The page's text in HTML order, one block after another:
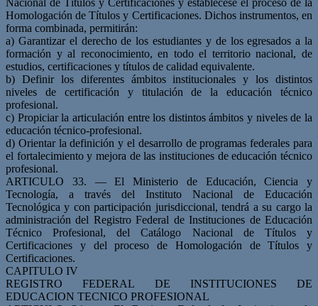
Homologación de Títulos y Certificaciones. Dichos instrumentos, en
forma combinada, permitirán:
a) Garantizar el derecho de los estudiantes y de los egresados a la
formación y al reconocimiento, en todo el territorio nacional, de
estudios, certificaciones y títulos de calidad equivalente.
b) Definir los diferentes ámbitos institucionales y los distintos
niveles de certificación y titulación de la educación técnico
profesional.
c) Propiciar la articulación entre los distintos ámbitos y niveles de la
educación técnico-profesional.
d) Orientar la definición y el desarrollo de programas federales para
el fortalecimiento y mejora de las instituciones de educación técnico
profesional.
ARTICULO 33. — El Ministerio de Educación, Ciencia y
Tecnología, a través del Instituto Nacional de Educación
Tecnológica y con participación jurisdiccional, tendrá a su cargo la
administración del Registro Federal de Instituciones de Educación
Técnico Profesional, del Catálogo Nacional de Títulos y
Certificaciones y del proceso de Homologación de Títulos y
Certificaciones.
CAPITULO IV
REGISTRO FEDERAL DE INSTITUCIONES DE
EDUCACION TECNICO PROFESIONAL